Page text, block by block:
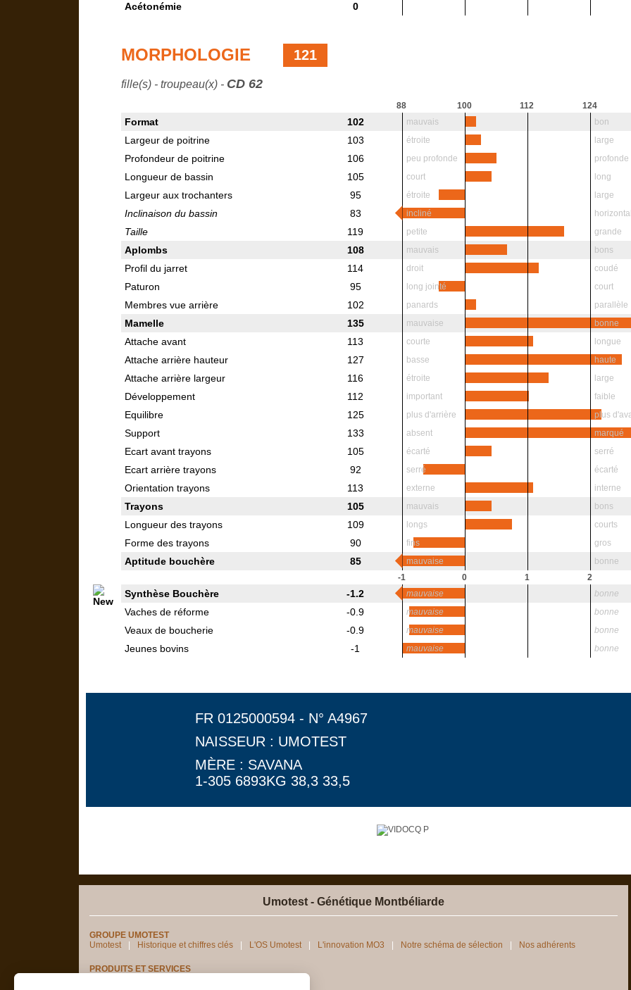
Acétonémie
0
MORPHOLOGIE 121
fille(s) - troupeau(x) - CD 62
88 100 112 124
Format 102 mauvais bon
Largeur de poitrine 103 étroite large
Profondeur de poitrine 106 peu profonde profonde
Longueur de bassin 105 court long
Largeur aux trochanters 95 étroite large
Inclinaison du bassin 83 incliné
Taille 119 petite grande
Aplombs 108 mauvais bons
Profil du jarret 114 droit coudé
Paturon 95 long jointé court
Membres vue arrière 102 panards parallèle
Mamelle 135 mauvaise bonne
Attache avant 113 courte longue
Attache arrière hauteur 127 basse haute
Attache arrière largeur 116 étroite large
Développement 112 important faible
Equilibre 125 plus d'arrière plus
Support 133 absent marqué
Ecart avant trayons 105 écarté serré
Ecart arrière trayons 92 serré écarté
Orientation trayons 113 externe interne
Trayons 105 mauvais bons
Longueur des trayons 109 longs courts
Forme des trayons 90 fins gros
Aptitude bouchère 85 mauvaise
bonne
-1
0 1 2
Synthèse Bouchère -1.2 mauvaise bonne
Vaches de réforme -0.9 mauvaise bonne
Veaux de boucherie -0.9 mauvaise bonne
Jeunes bovins -1 mauvaise bonne
FR 0125000594 - N° A4967
NAISSEUR : UMOTEST
MÈRE : SAVANA
1-305 6893KG 38,3 33,5
Umotest - Génétique Montbéliarde
GROUPE UMOTEST
Umotest
Historique et chiffres clés L'OS Umotest L'innovation MO3 Notre schéma de sélection Nos adhérents
PRODUITS ET SERVICES